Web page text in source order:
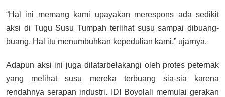
“Hal ini memang kami upayakan merespons ada sedikit
aksi di Tugu Susu Tumpah terlihat susu sampai dibuang-
buang. Hal itu menumbuhkan kepedulian kami,” ujarnya.
Adapun aksi ini juga dilatarbelakangi oleh protes peternak
yang melihat susu mereka terbuang sia-sia karena
rendahnya serapan industri. IDI Boyolali memulai gerakan